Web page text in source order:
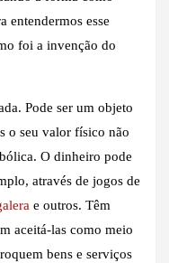
entendermos esse
foi a invenção do
Pode ser um objeto
o seu valor físico não
O dinheiro pode
através de jogos de
e outros. Têm
aceitá-las como meio
bens e serviços